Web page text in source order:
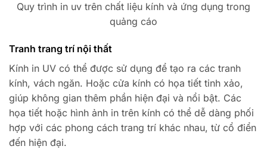
Quy trình in uv trên chất liệu kính và ứng dụng trong
quảng cáo
Tranh trang trí nội thất
Kính in UV có thể được sử dụng để tạo ra các tranh
kính, vách ngăn. Hoặc cửa kính có họa tiết tinh xảo,
giúp không gian thêm phần hiện đại và nổi bật. Các
họa tiết hoặc hình ảnh in trên kính có thể dễ dàng phối
hợp với các phong cách trang trí khác nhau, từ cổ điển
đến hiện đại.